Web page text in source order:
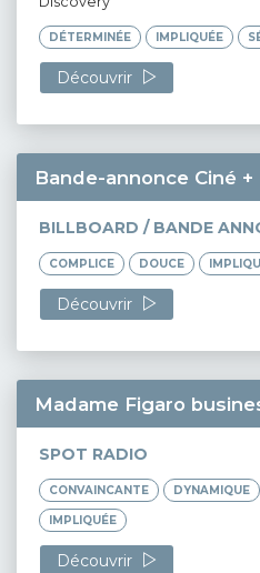
DÉTERMINÉE IMPLIQUÉE
Découvrir
Bande-annonce Ciné +
BILLBOARD / BANDE
COMPLICE DOUCE
Découvrir
Madame Figaro
SPOT RADIO
CONVAINCANTE DYNAMIQUE
IMPLIQUÉE
Découvrir